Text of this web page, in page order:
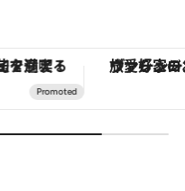
の郷土料理の手法で満喫！ ヴァシュロン・コンスタン